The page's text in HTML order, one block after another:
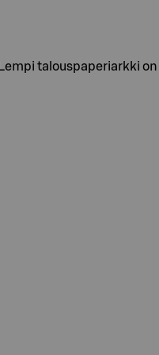
talouspaperiarkki